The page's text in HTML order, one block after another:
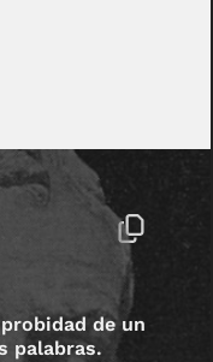
de un
palabras.